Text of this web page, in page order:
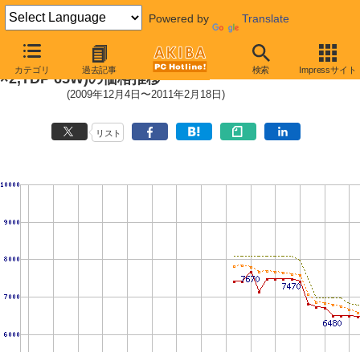
Powered by Translate
カテゴリ 過去記事 検索 Impressサイト
Athlon II X2 260 (3.2GHz,L2 1MB
×2,TDP 65W)の価格推移
(2009年12月4日〜2011年2月18日)
リスト